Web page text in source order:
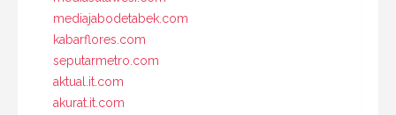
mediajabodetabek.com
kabarflores.com
seputarmetro.com
aktual.it.com
akurat.it.com